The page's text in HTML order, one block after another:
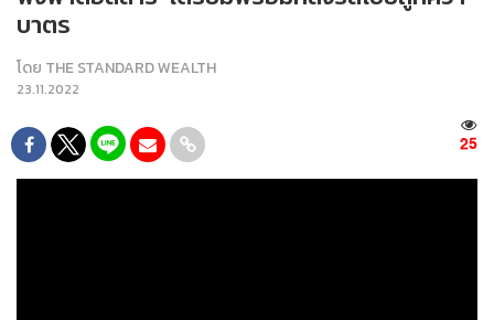
บาตร
โดย THE STANDARD WEALTH
23.11.2022
25